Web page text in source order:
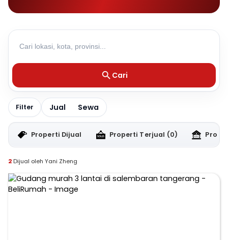
Cari
Filter Jual Sewa
Properti Dijual Properti Terjual (0)
2 Dijual oleh Yani Zheng